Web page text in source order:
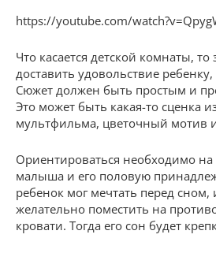
https://youtube.com/
Что касается детской комнаты, то
доставить удовольствие
Сюжет должен быть простым и
Это может быть какая-то сценка
мультфильма, цветочный мотив
Ориентироваться необходимо на
малыша и его половую
ребенок мог мечтать перед
желательно поместить на
кровати. Тогда его сон будет